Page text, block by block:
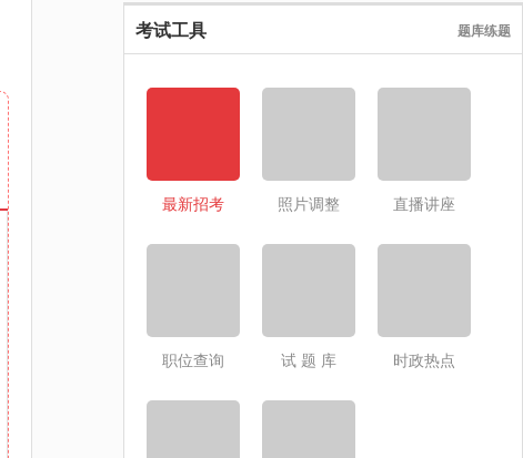
考试工具 题库练题
最新招考 照片调整 直播讲座
职位查询 试 题 库 时政热点